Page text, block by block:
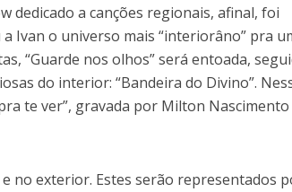
dedicado a canções regionais, afinal, foi
Ivan o universo mais “interiorâno” pra
“Guarde nos olhos” será entoada,
do interior: “Bandeira do Divino”.
te ver”, gravada por Milton Nascimento
no exterior. Estes serão representados